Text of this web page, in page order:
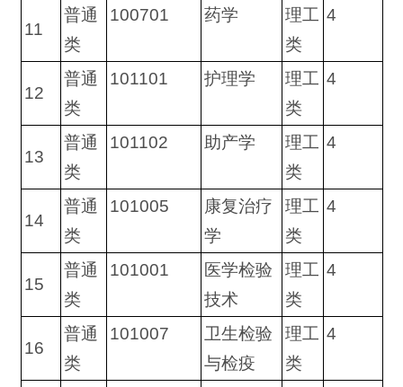
11
普通
类
100701 药学
理工
类
4
12
普通
类
101101 护理学
理工
类
4
13
普通
类
101102 助产学
理工
类
4
14
普通
类
101005
康复治疗
学
理工
类
4
15
普通
类
101001
医学检验
技术
理工
类
4
16
普通
类
101007
卫生检验
与检疫
理工
类
4